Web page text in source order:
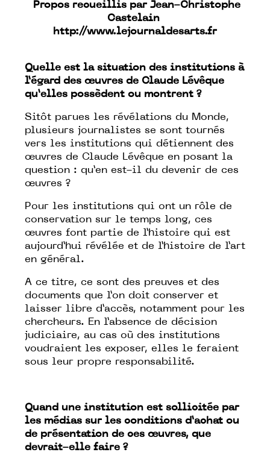
Propos recueillis par Jean-Christophe
Castelain
http://​www.lejournaldesarts.fr
Quelle est la situation des institutions à
l’égard des œuvres de Claude Lévêque
qu’elles possèdent ou montrent ?
Sitôt parues les révélations du Monde,
plusieurs journalistes se sont tournés
vers les institutions qui détiennent des
œuvres de Claude Lévêque en posant la
question : qu’en est-il du devenir de ces
œuvres ?
Pour les institutions qui ont un rôle de
conservation sur le temps long, ces
œuvres font partie de l’histoire qui est
aujourd’hui révélée et de l’histoire de l’art
en général.
A ce titre, ce sont des preuves et des
documents que l’on doit conserver et
laisser libre d’accès, notamment pour les
chercheurs. En l’absence de décision
judiciaire, au cas où des institutions
voudraient les exposer, elles le feraient
sous leur propre responsabilité.
Quand une institution est sollicitée par
les médias sur les conditions d’achat ou
de présentation de ces œuvres, que
devrait-elle faire ?